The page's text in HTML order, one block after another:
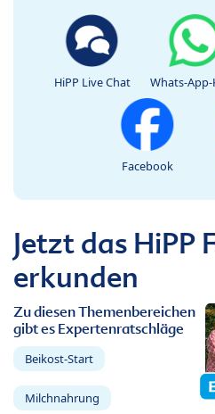
HiPP Live Chat Whats-App-
Facebook
Jetzt das HiPP
erkunden
Zu diesen Themenbereichen
gibt es Expertenratschläge
Beikost-Start
Milchnahrung